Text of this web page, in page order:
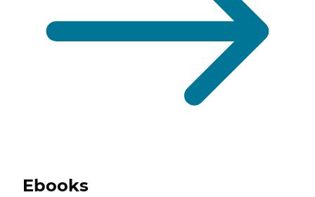
Ebooks